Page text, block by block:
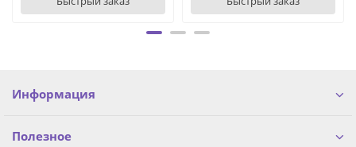
Информация
Полезное